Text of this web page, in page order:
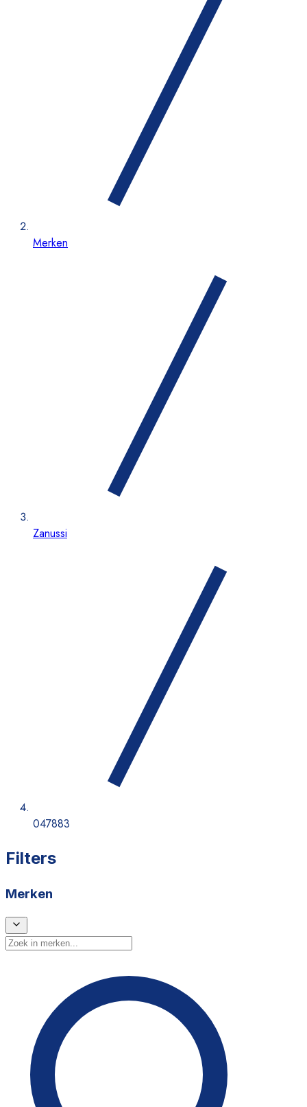
Merken
Zanussi
047883
Filters
Merken